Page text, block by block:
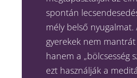
spontán
mély belső nyugalmat.
gyerekek nem
hanem a „bölcsesség
ezt használják a